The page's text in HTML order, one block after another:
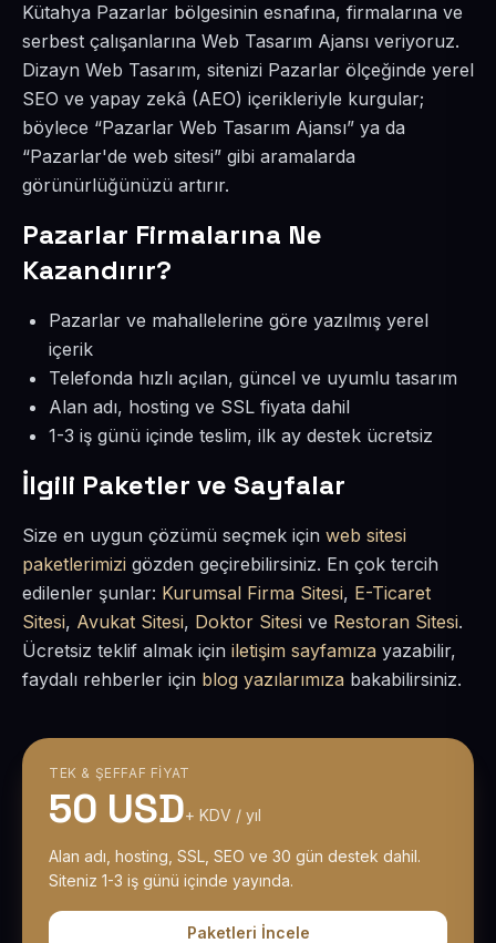
Kütahya Pazarlar bölgesinin esnafına, firmalarına ve
serbest çalışanlarına Web Tasarım Ajansı veriyoruz.
Dizayn Web Tasarım, sitenizi Pazarlar ölçeğinde yerel
SEO ve yapay zekâ (AEO) içerikleriyle kurgular;
böylece “Pazarlar Web Tasarım Ajansı” ya da
“Pazarlar'de web sitesi” gibi aramalarda
görünürlüğünüzü artırır.
Pazarlar Firmalarına Ne
Kazandırır?
Pazarlar ve mahallelerine göre yazılmış yerel
içerik
Telefonda hızlı açılan, güncel ve uyumlu tasarım
Alan adı, hosting ve SSL fiyata dahil
1-3 iş günü içinde teslim, ilk ay destek ücretsiz
İlgili Paketler ve Sayfalar
Size en uygun çözümü seçmek için web sitesi
paketlerimizi gözden geçirebilirsiniz. En çok tercih
edilenler şunlar: Kurumsal Firma Sitesi, E-Ticaret
Sitesi, Avukat Sitesi, Doktor Sitesi ve Restoran Sitesi.
Ücretsiz teklif almak için iletişim sayfamıza yazabilir,
faydalı rehberler için blog yazılarımıza bakabilirsiniz.
TEK & ŞEFFAF FIYAT
50 USD+ KDV / yıl
Alan adı, hosting, SSL, SEO ve 30 gün destek dahil.
Siteniz 1-3 iş günü içinde yayında.
Paketleri İncele